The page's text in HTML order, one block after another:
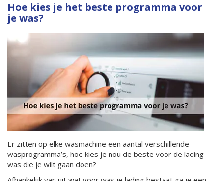
Hoe kies je het beste programma voor
je was?
Er zitten op elke wasmachine een aantal verschillende
wasprogramma’s, hoe kies je nou de beste voor de lading
was die je wilt gaan doen?